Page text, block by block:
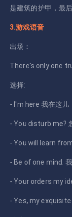
是建筑的护甲，最
3.游戏语音
出场：
There's only one
选择:
- I'm here 我在这儿
- You disturb me?
- You will learn
- Be of one mind.
- Your orders my
- Yes, my